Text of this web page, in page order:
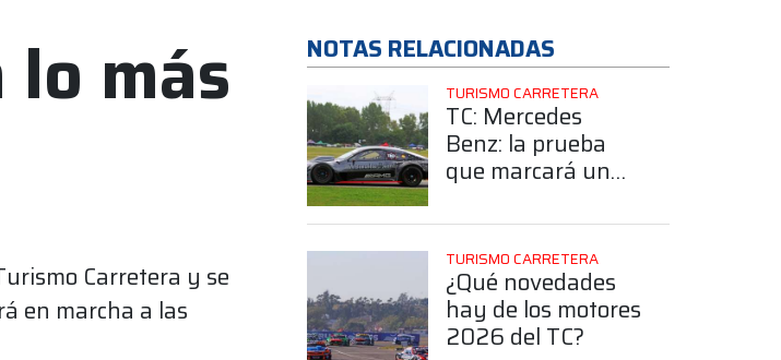
más
Carretera y se
en marcha a las
NOTAS RELACIONADAS
TURISMO CARRETERA
TC: Mercedes
Benz: la prueba
que marcará un
después previo a la
cita en El Calafate
TURISMO CARRETERA
¿Qué novedades
hay de los motores
2026 del TC?